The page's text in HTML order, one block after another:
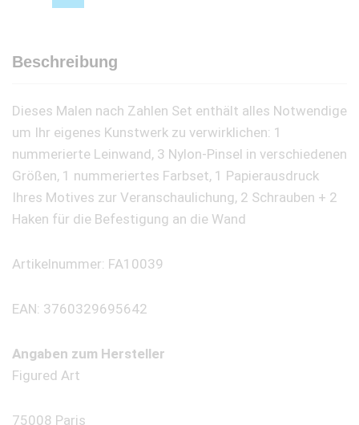
Beschreibung
Dieses Malen nach Zahlen Set enthält alles Notwendige
um Ihr eigenes Kunstwerk zu verwirklichen: 1
nummerierte Leinwand, 3 Nylon-Pinsel in verschiedenen
Größen, 1 nummeriertes Farbset, 1 Papierausdruck
Ihres Motives zur Veranschaulichung, 2 Schrauben + 2
Haken für die Befestigung an die Wand
Artikelnummer: FA10039
EAN: 3760329695642
Angaben zum Hersteller
Figured Art
75008 Paris